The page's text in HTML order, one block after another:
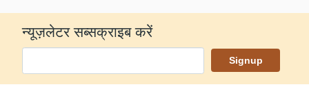
न्यूज़लेटर सब्सक्राइब करें